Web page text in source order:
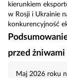
kierunkiem
w Rosji i Ukrainie
konkurencyjność
przed żniwami
Maj 2026 roku